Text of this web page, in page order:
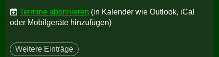
Termine abonnieren (in Kalender wie Outlook, iCal
oder Mobilgeräte hinzufügen)
Weitere Einträge